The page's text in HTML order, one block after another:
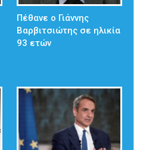
Πέθανε ο Γιάννης
Βαρβιτσιώτης σε ηλικία
93 ετών